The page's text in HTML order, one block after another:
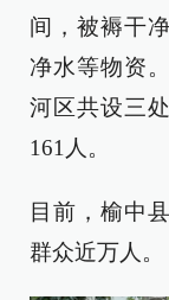
间，被褥干
净水等物资
河区共设三
161人。
目前，榆中
群众近万人。